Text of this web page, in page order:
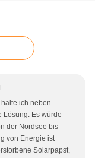
ich neben
Lösung. Es würde
der Nordsee bis
von Energie ist
Solarpapst,